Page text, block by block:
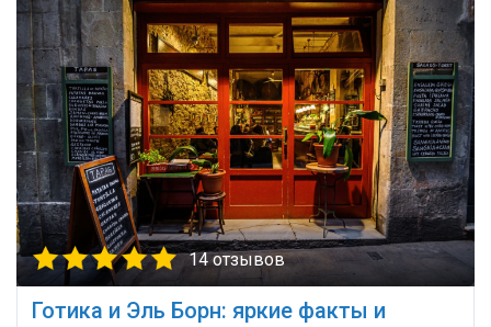
14 отзывов
Готика и Эль Борн: яркие факты и